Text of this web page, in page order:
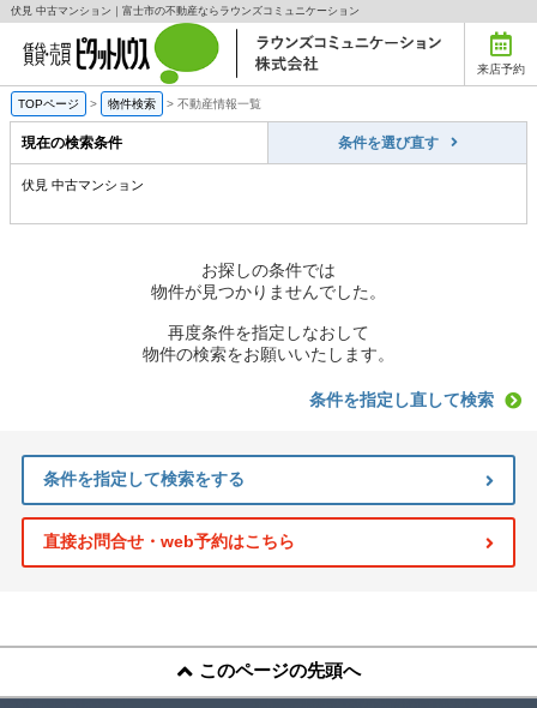
伏見 中古マンション｜富士市の不動産ならラウンズコミュニケーション
来店予約
TOPページ > 物件検索 > 不動産情報一覧
現在の検索条件 条件を選び直す
伏見 中古マンション
お探しの条件では
物件が見つかりませんでした。
再度条件を指定しなおして
物件の検索をお願いいたします。
条件を指定し直して検索
条件を指定して検索をする
直接お問合せ・web予約はこちら
このページの先頭へ